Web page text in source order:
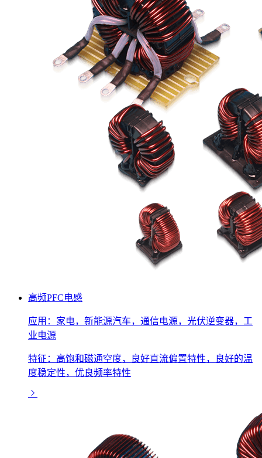
高频PFC电感
应用：家电，新能源汽车，通信电源，光伏逆变器，工
业电源
特征：高饱和磁通空度，良好直流偏置特性，良好的温
度稳定性，优良频率特性